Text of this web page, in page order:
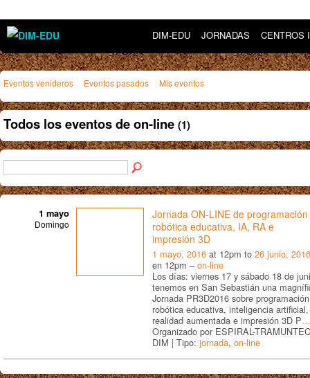
DIM-EDU JORNADAS CENTROS
Eventos venideros Eventos pasados Mis eventos
Todos los eventos de on-line (1)
1 mayo
Domingo
Jornada ON-LINE de
robótica educativa, IA, RA e
impresión 3D
1 mayo, 2016 at 12pm to 26 junio, 2016
en 12pm – on-line
Los días: viernes 17 y sábado 18 de
tenemos en San Sebastián una
Jornada PR3D2016 sobre
robótica educativa, inteligencia artificial,
realidad aumentada e impresión 3D P…
Organizado por ESPIRAL-
DIM | Tipo: jornada, on-line